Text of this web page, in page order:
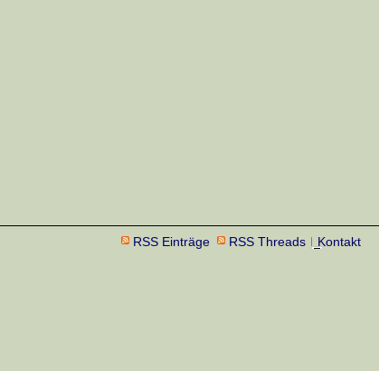
RSS Einträge RSS Threads Kontakt